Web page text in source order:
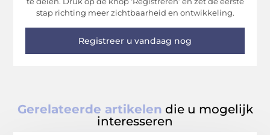
stap richting meer zichtbaarheid en ontwikkeling.
Registreer u vandaag nog
Gerelateerde artikelen die u mogelijk
interesseren